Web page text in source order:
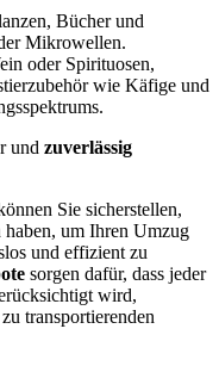
Bücher und
Mikrowellen.
oder Spirituosen,
wie Käfige und
und zuverlässig
Sie sicherstellen,
um Ihren Umzug
und effizient zu
sorgen dafür, dass jeder
wird,
transportierenden